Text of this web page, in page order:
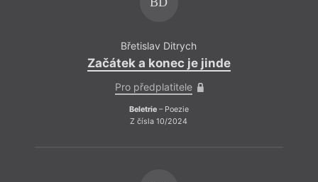
Břetislav Ditrych
Začátek a konec je jinde
Pro předplatitele
Beletrie– Poezie
Z čísla 10/2024